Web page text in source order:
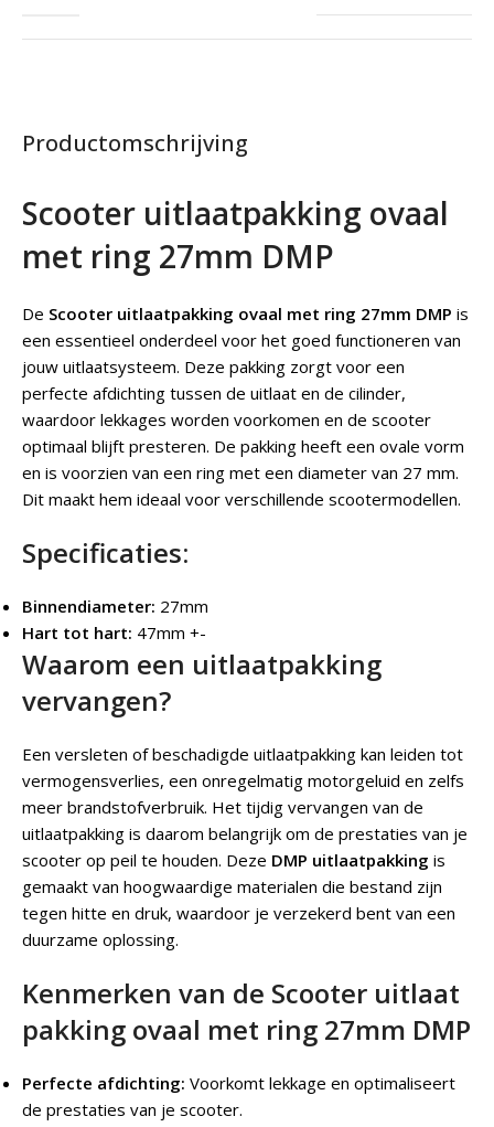
Productomschrijving
Scooter uitlaatpakking ovaal
met ring 27mm DMP
De Scooter uitlaatpakking ovaal met ring 27mm DMP is
een essentieel onderdeel voor het goed functioneren van
jouw uitlaatsysteem. Deze pakking zorgt voor een
perfecte afdichting tussen de uitlaat en de cilinder,
waardoor lekkages worden voorkomen en de scooter
optimaal blijft presteren. De pakking heeft een ovale vorm
en is voorzien van een ring met een diameter van 27 mm.
Dit maakt hem ideaal voor verschillende scootermodellen.
Specificaties:
Binnendiameter: 27mm
Hart tot hart: 47mm +-
Waarom een uitlaatpakking
vervangen?
Een versleten of beschadigde uitlaatpakking kan leiden tot
vermogensverlies, een onregelmatig motorgeluid en zelfs
meer brandstofverbruik. Het tijdig vervangen van de
uitlaatpakking is daarom belangrijk om de prestaties van je
scooter op peil te houden. Deze DMP uitlaatpakking is
gemaakt van hoogwaardige materialen die bestand zijn
tegen hitte en druk, waardoor je verzekerd bent van een
duurzame oplossing.
Kenmerken van de Scooter uitlaat
pakking ovaal met ring 27mm DMP
Perfecte afdichting: Voorkomt lekkage en optimaliseert
de prestaties van je scooter.